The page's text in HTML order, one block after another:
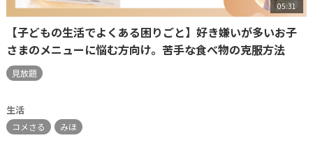
05:31
【子どもの生活でよくある困りごと】好き嫌いが多いお子
さまのメニューに悩む方向け。苦手な食べ物の克服方法
見放題
生活
コメさる みほ